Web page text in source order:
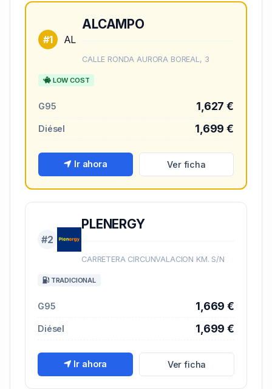
#1 AL
ALCAMPO
CALLE RONDA AURORA BOREAL, 3
LOW COST
G95 1,627 €
Diésel 1,699 €
Ir ahora Ver ficha
#2
PLENERGY
CARRETERA CIRCUNVALACION KM. S/N
TRADICIONAL
G95 1,669 €
Diésel 1,699 €
Ir ahora Ver ficha